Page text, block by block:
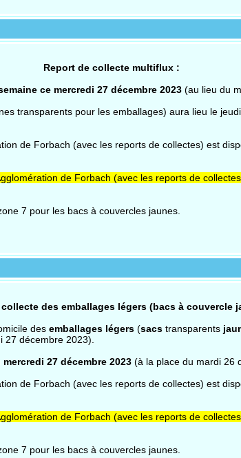
Report de collecte multiflux :
ce mercredi 27 décembre 2023 (au lieu du
transparents pour les emballages) aura lieu le
de Forbach (avec les reports de collectes) est
de Forbach (avec les reports de
7 pour les bacs à couvercles jaunes.
des emballages légers (bacs à couvercle
des emballages légers(sacstransparents
27 décembre 2023).
mercredi 27 décembre 2023 (à la place du mardi 26
de Forbach (avec les reports de collectes) est
de Forbach (avec les reports de
7 pour les bacs à couvercles jaunes.